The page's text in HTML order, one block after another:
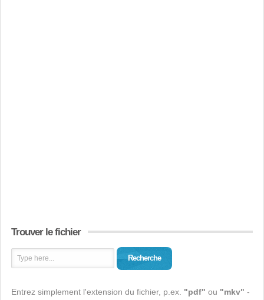
Trouver le fichier
Recherche
Entrez simplement l'extension du fichier, p.ex. "pdf" ou "mkv" -